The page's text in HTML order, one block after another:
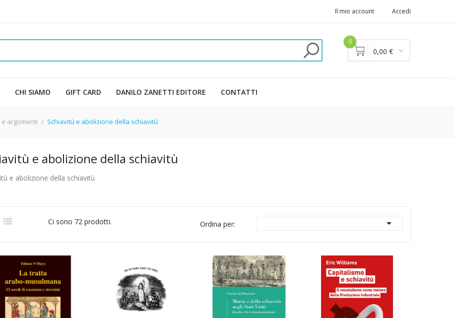
Il mio account Accedi
0
0,00 €
CHI SIAMO GIFT CARD DANILO ZANETTI EDITORE CONTATTI
argomenti Schiavitù e abolizione della schiavitù
e abolizione della schiavitù
e abolizione della schiavitù
 Ci sono 72 prodotti. Ordina per: 